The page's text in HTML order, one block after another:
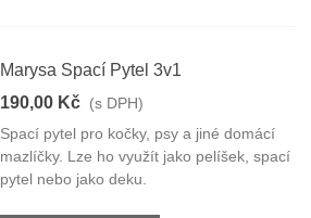
Marysa Spací Pytel 3v1
190,00 Kč (s DPH)
Spací pytel pro kočky, psy a jiné domácí
mazlíčky. Lze ho využít jako pelíšek, spací
pytel nebo jako deku.